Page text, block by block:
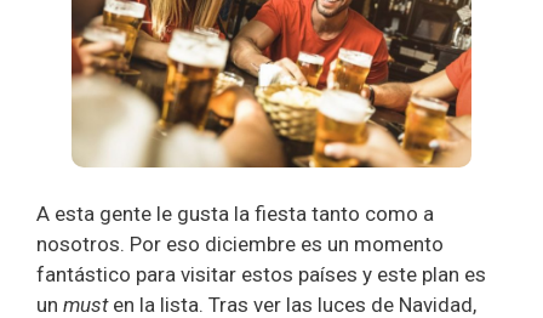
A esta gente le gusta la fiesta tanto como a
nosotros. Por eso diciembre es un momento
fantástico para visitar estos países y este plan es
un must en la lista. Tras ver las luces de Navidad,